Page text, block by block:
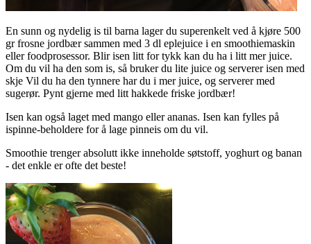
En sunn og nydelig is til barna lager du superenkelt ved å kjøre 500
gr frosne jordbær sammen med 3 dl eplejuice i en smoothiemaskin
eller foodprosessor. Blir isen litt for tykk kan du ha i litt mer juice.
Om du vil ha den som is, så bruker du lite juice og serverer isen med
skje Vil du ha den tynnere har du i mer juice, og serverer med
sugerør. Pynt gjerne med litt hakkede friske jordbær!
Isen kan også laget med mango eller ananas. Isen kan fylles på
ispinne-beholdere for å lage pinneis om du vil.
Smoothie trenger absolutt ikke inneholde søtstoff, yoghurt og banan
- det enkle er ofte det beste!